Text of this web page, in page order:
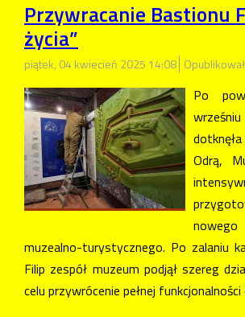
Przywracanie Bastionu
życia”
piątek, 04 kwiecień 2025 14:08
Po
Odrą,
muzealno-turystycznego. Po zalaniu
Filip zespół muzeum podjął szereg
celu przywrócenie pełnej